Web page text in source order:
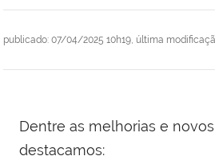
publicado: 07/04/2025 10h19, última
Dentre as melhorias e
destacamos: